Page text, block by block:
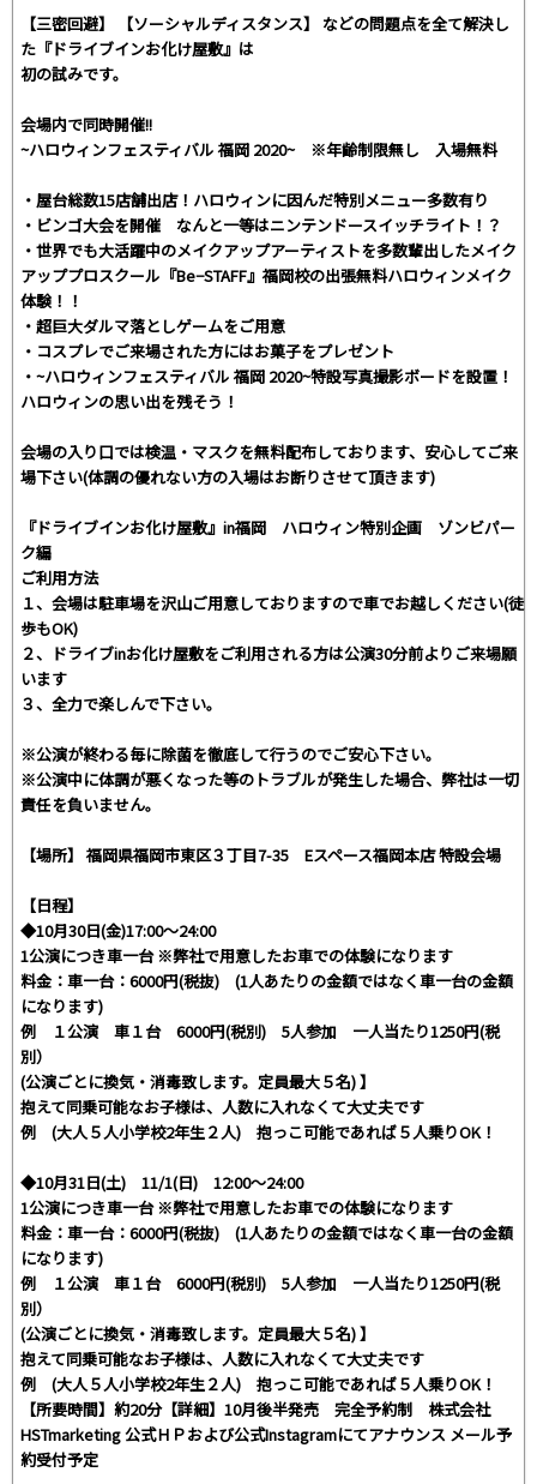
【三密回避】 【ソーシャルディスタンス】 などの問題点を全て解決し
た『ドライブインお化け屋敷』は
初の試みです。
会場内で同時開催!!
~ハロウィンフェスティバル 福岡 2020~ ※年齢制限無し 入場無料
・屋台総数15店舗出店！ハロウィンに因んだ特別メニュー多数有り
・ビンゴ大会を開催 なんと一等はニンテンドースイッチライト！？
・世界でも大活躍中のメイクアップアーティストを多数輩出したメイク
アッププロスクール『Be−STAFF』福岡校の出張無料ハロウィンメイク
体験！！
・超巨大ダルマ落としゲームをご用意
・コスプレでご来場された方にはお菓子をプレゼント
・~ハロウィンフェスティバル 福岡 2020~特設写真撮影ボードを設置！
ハロウィンの思い出を残そう！
会場の入り口では検温・マスクを無料配布しております、安心してご来
場下さい(体調の優れない方の入場はお断りさせて頂きます)
『ドライブインお化け屋敷』in福岡 ハロウィン特別企画 ゾンビパー
ク編
ご利用方法
１、会場は駐車場を沢山ご用意しておりますので車でお越しください(徒
歩もOK)
２、ドライブinお化け屋敷をご利用される方は公演30分前よりご来場願
います
３、全力で楽しんで下さい。
※公演が終わる毎に除菌を徹底して行うのでご安心下さい。
※公演中に体調が悪くなった等のトラブルが発生した場合、弊社は一切
責任を負いません。
【場所】 福岡県福岡市東区３丁目7-35 Eスペース福岡本店 特設会場
【日程】
◆10月30日(金)17:00～24:00
1公演につき車一台 ※弊社で用意したお車での体験になります
料金：車一台：6000円(税抜) (1人あたりの金額ではなく車一台の金額
になります)
例 １公演 車１台 6000円(税別) 5人参加 一人当たり1250円(税
別）
(公演ごとに換気・消毒致します。定員最大５名) 】
抱えて同乗可能なお子様は、人数に入れなくて大丈夫です
例 (大人５人小学校2年生２人) 抱っこ可能であれば５人乗りOK！
◆10月31日(土) 11/1(日) 12:00～24:00
1公演につき車一台 ※弊社で用意したお車での体験になります
料金：車一台：6000円(税抜) (1人あたりの金額ではなく車一台の金額
になります)
例 １公演 車１台 6000円(税別) 5人参加 一人当たり1250円(税
別）
(公演ごとに換気・消毒致します。定員最大５名) 】
抱えて同乗可能なお子様は、人数に入れなくて大丈夫です
例 (大人５人小学校2年生２人) 抱っこ可能であれば５人乗りOK！
【所要時間】約20分【詳細】10月後半発売 完全予約制 株式会社
HSTmarketing 公式ＨＰおよび公式Instagramにてアナウンス メール予
約受付予定